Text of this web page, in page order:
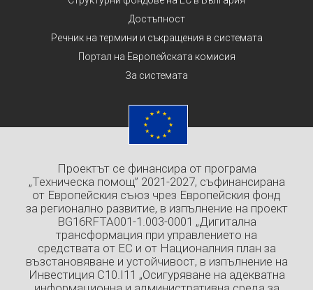
Достъпност
Речник на термини и съкращения в системата
Портал на Европейската комисия
За системата
Проектът се финансира от програма
„Техническа помощ” 2021-2027, съфинансирана
от Европейския съюз чрез Европейския фонд
за регионално развитие, в изпълнение на проект
BG16RFTA001-1.003-0001 „Дигитална
трансформация при управлението на
средствата от ЕС и от Националния план за
възстановяване и устойчивост, в изпълнение на
Инвестиция C10.I11 „Осигуряване на адекватна